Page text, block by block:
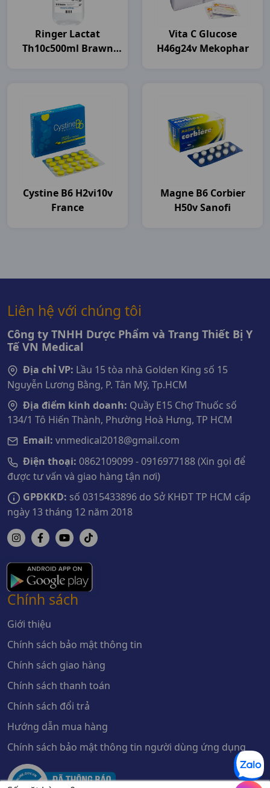
Ringer Lactat
Th10c500ml Brawn
Vita C Glucose
H46g24v Mekophar
Cystine B6 H2vi10v
France
Magne B6 Corbier
H50v Sanofi
Liên hệ với chúng tôi
Công ty TNHH Dược Phẩm và Trang Thiết Bị Y
Tế VN Medical
Địa chỉ VP: Lầu 15 tòa nhà Golden King số 15
Nguyễn Lương Bằng, P. Tân Mỹ, Tp.HCM
Địa điểm kinh doanh: Quầy E15 Chợ Thuốc số
134/1 Tô Hiến Thành, Phường Hoà Hưng, TP HCM
Email: vnmedical2018@gmail.com
Điện thoại: 0862109099 - 0916977188 (Xin gọi để
được tư vấn và giao hàng tận nơi)
GPĐKKD: số 0315433896 do Sở KHĐT TP HCM cấp
ngày 13 tháng 12 năm 2018
Chính sách
Giới thiệu
Chính sách bảo mật thông tin
Chính sách giao hàng
Chính sách thanh toán
Chính sách đổi trả
Hướng dẫn mua hàng
Chính sách bảo mật thông tin người dùng ứng dụng